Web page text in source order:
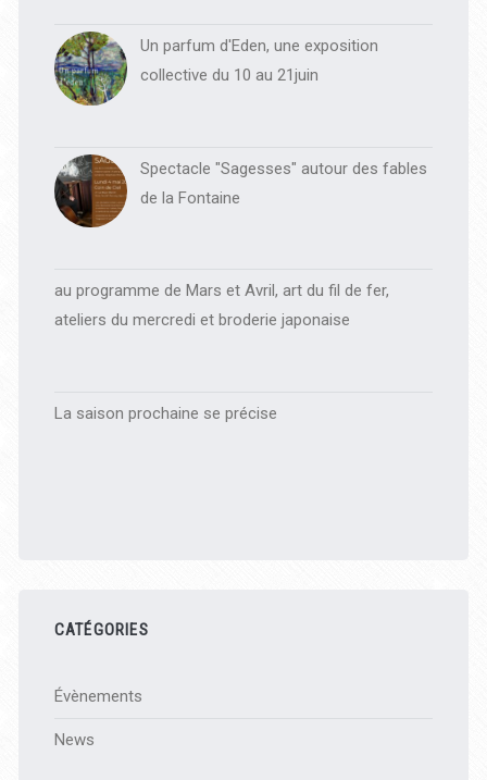
Un parfum d'Eden, une exposition
collective du 10 au 21juin
Spectacle "Sagesses" autour des fables
de la Fontaine
au programme de Mars et Avril, art du fil de fer,
ateliers du mercredi et broderie japonaise
La saison prochaine se précise
CATÉGORIES
Évènements
News